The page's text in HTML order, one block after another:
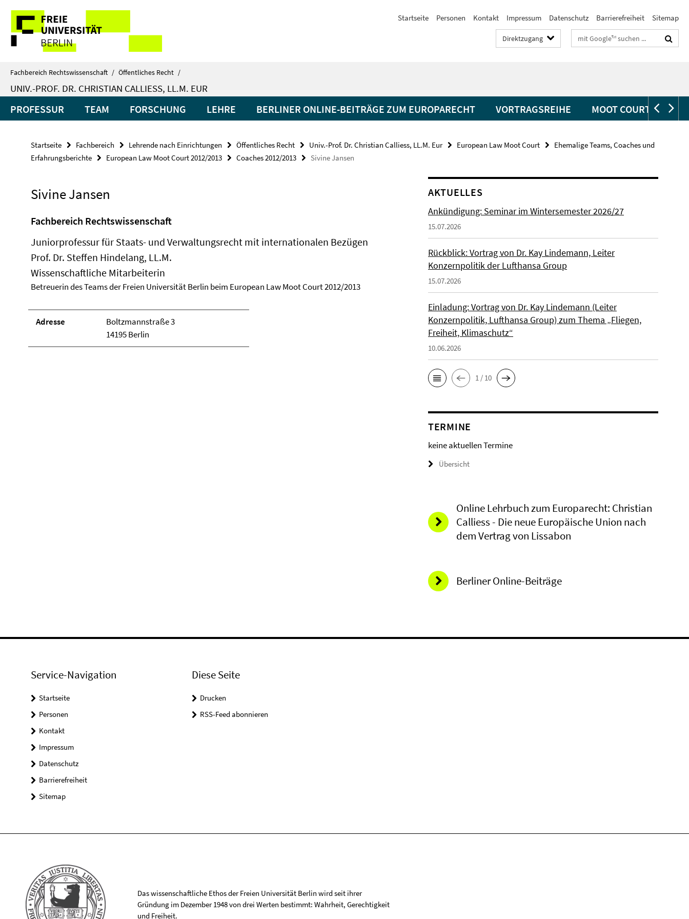
direkt
Inhalt
Service-
Navigation
Startseite Personen Kontakt Impressum Datenschutz Barrierefreiheit Sitemap
Direktzugang Suchbegriffe
Fachbereich Rechtswissenschaft / Öffentliches Recht /
UNIV.-PROF. DR. CHRISTIAN CALLIESS, LL.M. EUR
PROFESSUR TEAM FORSCHUNG LEHRE BERLINER ONLINE-BEITRÄGE ZUM EUROPARECHT VORTRAGSREIHE MOOT COURTS
Startseite Fachbereich Lehrende nach Einrichtungen Öffentliches Recht Univ.-Prof. Dr. Christian Calliess, LL.M. Eur European Law Moot Court
Ehemalige Teams, Coaches und
Erfahrungsberichte
European Law Moot Court 2012/2013 Coaches 2012/2013 Sivine Jansen
Sivine Jansen
Fachbereich Rechtswissenschaft
Juniorprofessur für Staats- und Verwaltungsrecht mit internationalen Bezügen
Prof. Dr. Steffen Hindelang, LL.M.
Wissenschaftliche Mitarbeiterin
Betreuerin des Teams der Freien Universität Berlin beim European Law Moot Court 2012/2013
Adresse
Boltzmannstraße 3
14195 Berlin
AKTUELLES
Ankündigung: Seminar im Wintersemester 2026/27
15.07.2026
Rückblick: Vortrag von Dr. Kay Lindemann, Leiter
Konzernpolitik der Lufthansa Group
15.07.2026
Einladung: Vortrag von Dr. Kay Lindemann (Leiter
Konzernpolitik, Lufthansa Group) zum Thema „Fliegen,
Freiheit, Klimaschutz“
10.06.2026
1 / 10
TERMINE
keine aktuellen Termine
Übersicht
Online Lehrbuch zum Europarecht: Christian
Calliess - Die neue Europäische Union nach
dem Vertrag von Lissabon
Berliner Online-Beiträge
Service-Navigation
Startseite
Personen
Kontakt
Impressum
Datenschutz
Barrierefreiheit
Sitemap
Diese Seite
Drucken
RSS-Feed abonnieren
Das wissenschaftliche Ethos der Freien Universität Berlin wird seit ihrer
Gründung im Dezember 1948 von drei Werten bestimmt: Wahrheit, Gerechtigkeit
und Freiheit.